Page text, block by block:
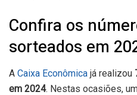
Confira os
sorteados em
A Caixa Econômica já realizou
em 2024. Nestas ocasiões,